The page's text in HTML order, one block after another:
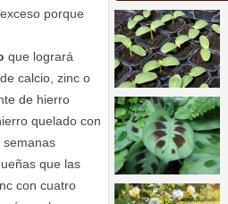
porque
que logrará
calcio, zinc o
de hierro
quelado con
semanas
que las
con cuatro